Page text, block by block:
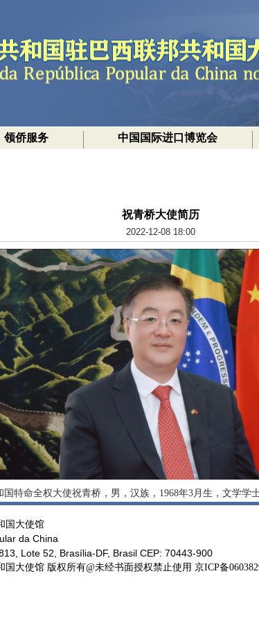
领侨服务 中国国际进口博览会
祝青桥大使简历
2022-12-08 18:00
特命全权大使祝青桥，男，汉族，1968年3月生，文学学
国大使馆
da China
Lote 52, Brasília-DF, Brasil CEP: 70443-900
大使馆 版权所有@未经书面授权禁止使用 京ICP备